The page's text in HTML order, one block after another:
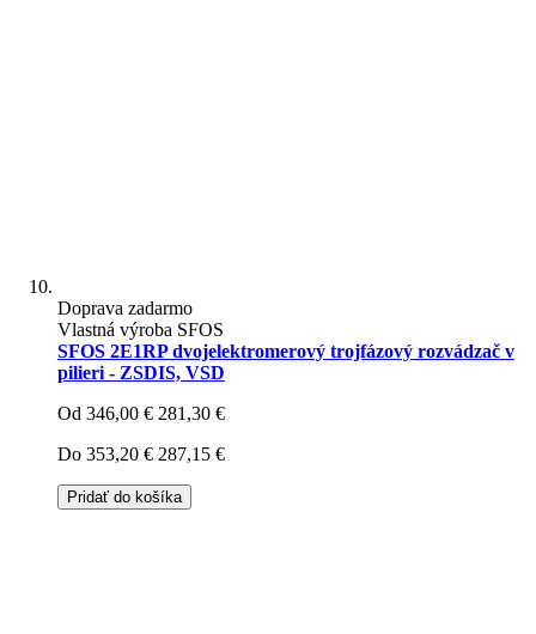
Doprava zadarmo
Vlastná výroba SFOS
SFOS 2E1RP dvojelektromerový trojfázový rozvádzač v
pilieri - ZSDIS, VSD
Od 346,00 € 281,30 €
Do 353,20 € 287,15 €
Pridať do košíka